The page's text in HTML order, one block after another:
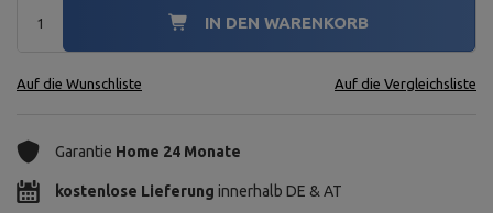
IN DEN WARENKORB
Auf die Wunschliste Auf die Vergleichsliste
Garantie Home 24 Monate
kostenlose Lieferung innerhalb DE & AT